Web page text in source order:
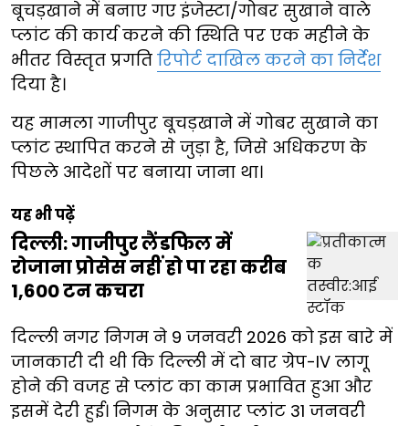
बूचड़खाने में बनाए गए इंजेस्टा/गोबर सुखाने वाले
प्लांट की कार्य करने की स्थिति पर एक महीने के
भीतर विस्तृत प्रगति रिपोर्ट दाखिल करने का निर्देश
दिया है।
यह मामला गाजीपुर बूचड़खाने में गोबर सुखाने का
प्लांट स्थापित करने से जुड़ा है, जिसे अधिकरण के
पिछले आदेशों पर बनाया जाना था।
यह भी पढ़ें
दिल्ली: गाजीपुर लैंडफिल में
रोजाना प्रोसेस नहीं हो पा रहा करीब
1,600 टन कचरा
दिल्ली नगर निगम ने 9 जनवरी 2026 को इस बारे में
जानकारी दी थी कि दिल्ली में दो बार ग्रेप-IV लागू
होने की वजह से प्लांट का काम प्रभावित हुआ और
इसमें देरी हुई। निगम के अनुसार प्लांट 31 जनवरी